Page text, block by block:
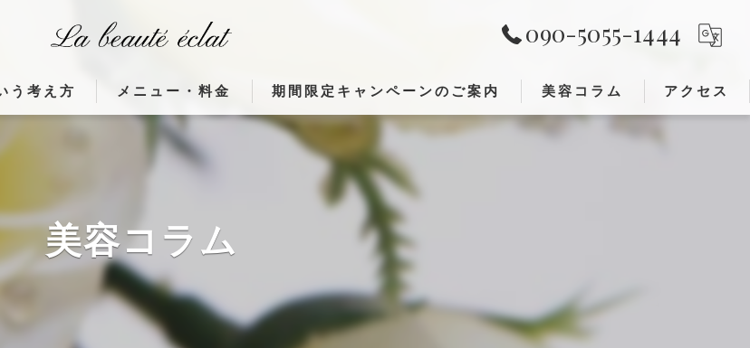
090-5055-1444
う考え方
由」
るのか」
てる理由」
メニュー・料金
使用機器（ウィンバック・高濃度水素クレンジング)
フランス製 高周波治療器ウィンバックが出来ること①
貼るだけウィンバックとは
フランス製高周波治療器施術症例
期間限定キャンペーンのご案内 美容コラム アクセス
美容コラム